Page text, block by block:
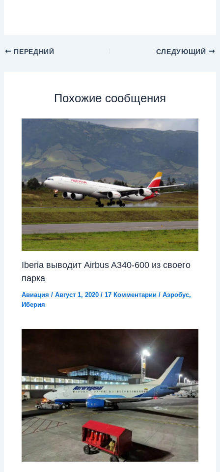
ПЕРЕДНИЙ СЛЕДУЮЩИЙ
Похожие сообщения
Iberia выводит Airbus A340-600 из своего
парка
Авиация /Август 1, 2020/17 Комментарии /Аэробус,
Иберия